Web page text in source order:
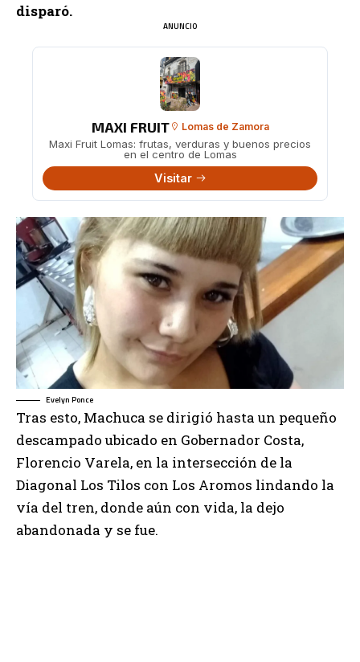
disparó.
ANUNCIO
MAXI FRUIT Lomas de Zamora
Maxi Fruit Lomas: frutas, verduras y buenos precios
en el centro de Lomas
Visitar
Evelyn Ponce
Tras esto, Machuca se dirigió hasta un pequeño
descampado ubicado en Gobernador Costa,
Florencio Varela, en la intersección de la
Diagonal Los Tilos con Los Aromos lindando la
vía del tren, donde aún con vida, la dejo
abandonada y se fue.